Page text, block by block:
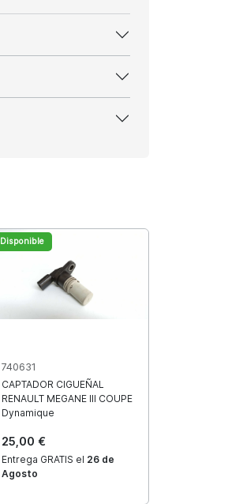
Disponible
740631
CAPTADOR CIGUEÑAL
RENAULT MEGANE III COUPE
Dynamique
25,00 €
Entrega GRATIS el 26 de
Agosto